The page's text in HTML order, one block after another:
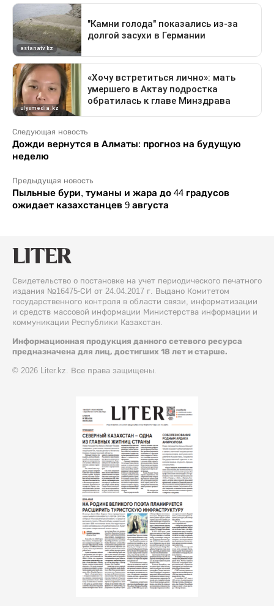
Следующая новость
Дожди вернутся в Алматы: прогноз на будущую
неделю
Предыдущая новость
Пыльные бури, туманы и жара до 44 градусов
ожидает казахстанцев 9 августа
Свидетельство о постановке на учет периодического печатного
издания №16475-СИ от 24.04.2017 г. Выдано Комитетом
государственного контроля в области связи, информатизации
и средств массовой информации Министерства информации и
коммуникации Республики Казахстан.
Информационная продукция данного сетевого ресурса
предназначена для лиц, достигших 18 лет и старше.
© 2026 Liter.kz. Все права защищены.